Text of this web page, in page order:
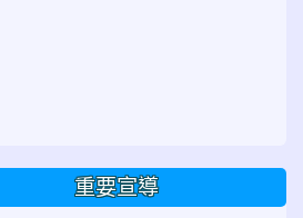
重要宣導